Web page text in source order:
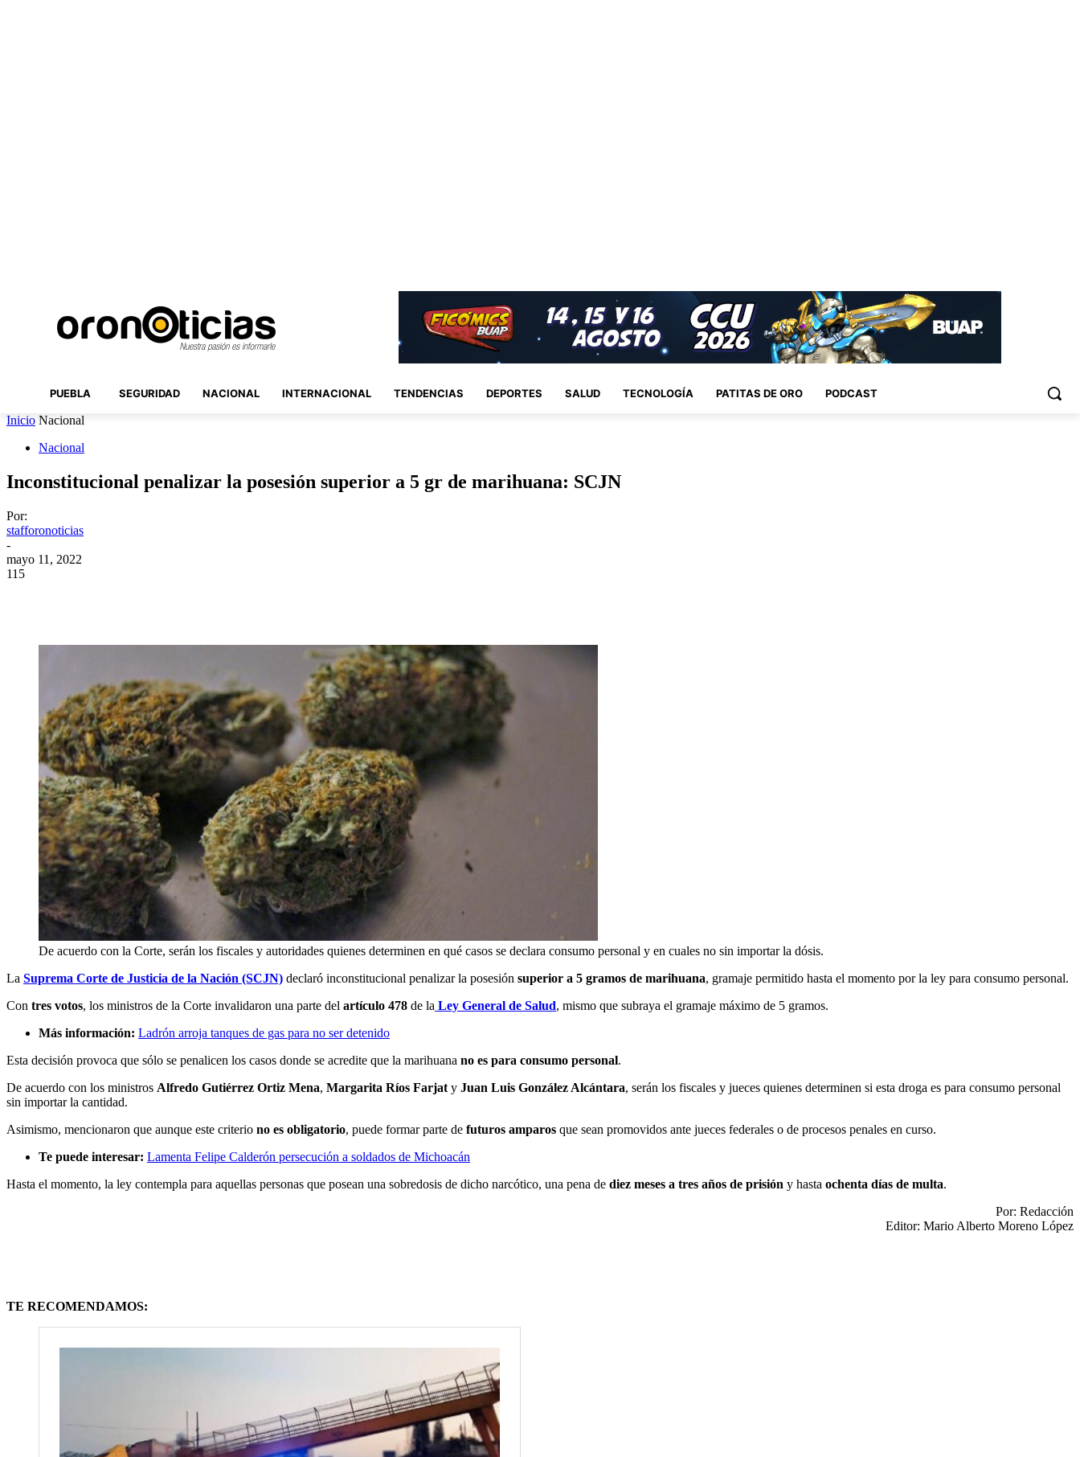
PUEBLA SEGURIDAD NACIONAL INTERNACIONAL TENDENCIAS DEPORTES SALUD TECNOLOGÍA PATITAS DE ORO PODCAST
Inicio Nacional
Nacional
Inconstitucional penalizar la posesión superior a 5 gr de marihuana: SCJN
Por:
stafforonoticias
-
mayo 11, 2022
115
De acuerdo con la Corte, serán los fiscales y autoridades quienes determinen en qué casos se declara consumo personal y en cuales no sin importar la dósis.
La Suprema Corte de Justicia de la Nación (SCJN) declaró inconstitucional penalizar la posesión superior a 5 gramos de marihuana, gramaje permitido hasta el momento por la ley para consumo personal.
Con tres votos, los ministros de la Corte invalidaron una parte del artículo 478 de la Ley General de Salud, mismo que subraya el gramaje máximo de 5 gramos.
Más información: Ladrón arroja tanques de gas para no ser detenido
Esta decisión provoca que sólo se penalicen los casos donde se acredite que la marihuana no es para consumo personal.
De acuerdo con los ministros Alfredo Gutiérrez Ortiz Mena, Margarita Ríos Farjat y Juan Luis González Alcántara, serán los fiscales y jueces quienes determinen si esta droga es para consumo personal
sin importar la cantidad.
Asimismo, mencionaron que aunque este criterio no es obligatorio, puede formar parte de futuros amparos que sean promovidos ante jueces federales o de procesos penales en curso.
Te puede interesar: Lamenta Felipe Calderón persecución a soldados de Michoacán
Hasta el momento, la ley contempla para aquellas personas que posean una sobredosis de dicho narcótico, una pena de diez meses a tres años de prisión y hasta ochenta días de multa.
Por: Redacción
Editor: Mario Alberto Moreno López
TE RECOMENDAMOS: